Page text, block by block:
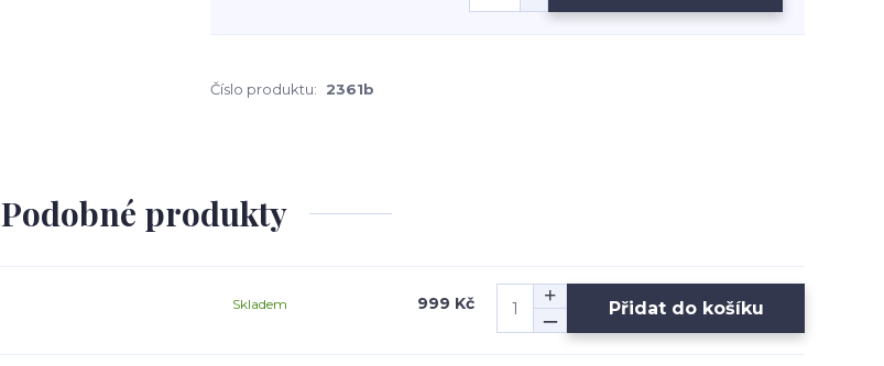
Číslo produktu: 2361b
Podobné produkty
999 Kč
Skladem Přidat do košíku